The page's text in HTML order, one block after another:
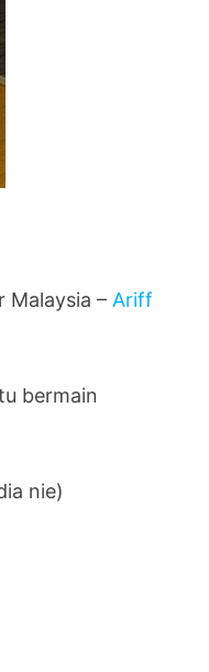
Malaysia – Ariff
bermain
nie)